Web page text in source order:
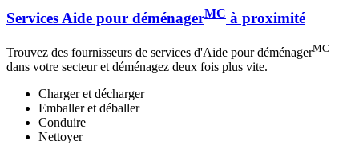
Services Aide pour déménagerMC à proximité
Trouvez des fournisseurs de services d'Aide pour déménagerMC
dans votre secteur et déménagez deux fois plus vite.
Charger et décharger
Emballer et déballer
Conduire
Nettoyer